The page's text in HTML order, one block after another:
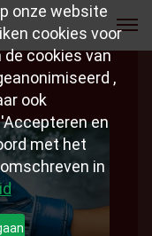
onze website
cookies voor
cookies van
,
ook
en
met het
in